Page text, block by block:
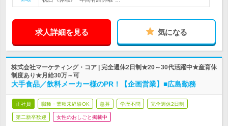
求人詳細を見る 気になる
株式会社マーケティング・コア | 完全週休2日制★20～30代活躍中★産育休
制度あり★月給30万～可
大手食品／飲料メーカー様のPR！【企画営業】■広島勤務
正社員 職種・業種未経験OK 急募 学歴不問 完全週休2日制
第二新卒歓迎 女性のおしごと掲載中